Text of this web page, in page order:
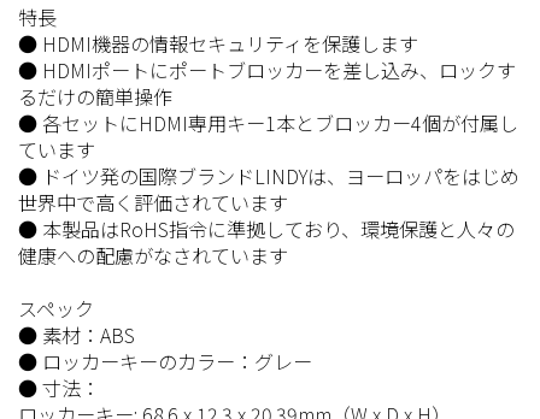
特長
● HDMI機器の情報セキュリティを保護します
● HDMIポートにポートブロッカーを差し込み、ロックす
るだけの簡単操作
● 各セットにHDMI専用キー1本とブロッカー4個が付属し
ています
● ドイツ発の国際ブランドLINDYは、ヨーロッパをはじめ
世界中で高く評価されています
● 本製品はRoHS指令に準拠しており、環境保護と人々の
健康への配慮がなされています
スペック
● 素材：ABS
● ロッカーキーのカラー：グレー
● 寸法：